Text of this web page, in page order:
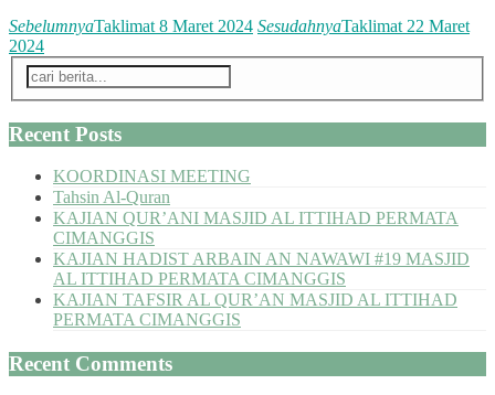
SebelumnyaTaklimat 8 Maret 2024 SesudahnyaTaklimat 22 Maret
2024
Recent Posts
KOORDINASI MEETING
Tahsin Al-Quran
KAJIAN QUR’ANI MASJID AL ITTIHAD PERMATA
CIMANGGIS
KAJIAN HADIST ARBAIN AN NAWAWI #19 MASJID
AL ITTIHAD PERMATA CIMANGGIS
KAJIAN TAFSIR AL QUR’AN MASJID AL ITTIHAD
PERMATA CIMANGGIS
Recent Comments